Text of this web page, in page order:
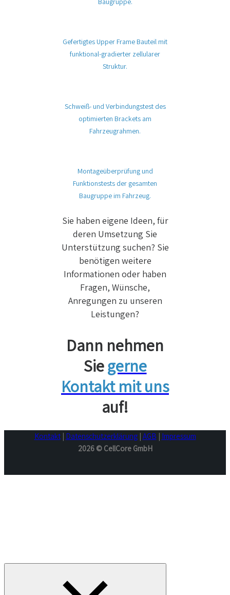
Gefertigtes Upper Frame Bauteil mit
funktional-gradierter zellularer
Struktur.
Schweiß- und Verbindungstest des
optimierten Brackets am
Fahrzeugrahmen.
Montageüberprüfung und
Funktionstests der gesamten
Baugruppe im Fahrzeug.
Sie haben eigene Ideen, für
deren Umsetzung Sie
Unterstützung suchen? Sie
benötigen weitere
Informationen oder haben
Fragen, Wünsche,
Anregungen zu unseren
Leistungen?
Dann nehmen
Siegerne
Kontakt mit uns
auf!
Kontakt| Datenschutzerklärung| AGB | Impressum
2026© CellCore GmbH